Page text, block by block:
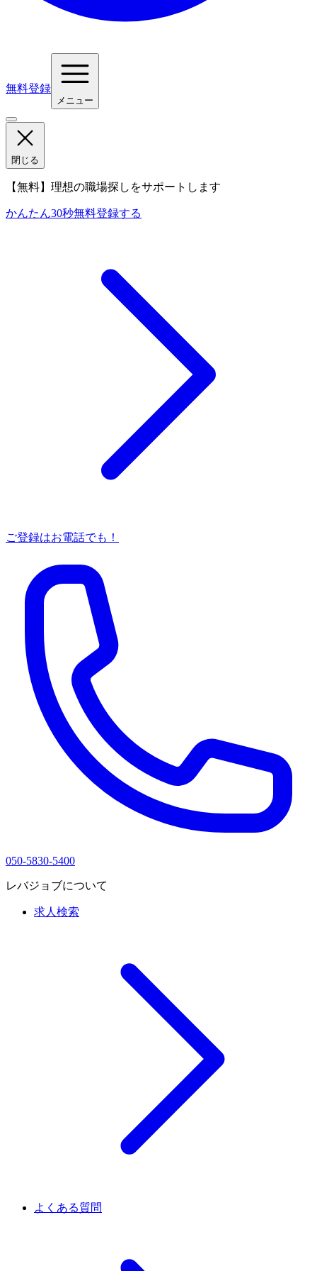
無料登録
メニュー
閉じる
【無料】理想の職場探しをサポートします
かんたん30秒無料登録する
ご登録はお電話でも！
050-5830-5400
レバジョブについて
求人検索
よくある質問